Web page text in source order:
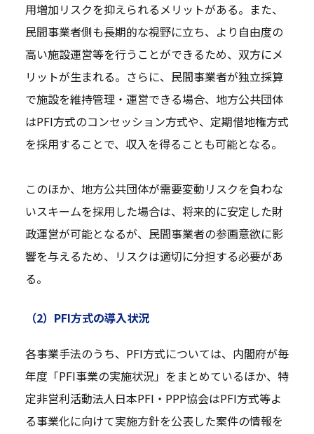
用増加リスクを抑えられるメリットがある。また、
民間事業者側も長期的な視野に立ち、より自由度の
高い施設運営等を行うことができるため、双方にメ
リットが生まれる。さらに、民間事業者が独立採算
で施設を維持管理・運営できる場合、地方公共団体
はPFI方式のコンセッション方式や、定期借地権方式
を採用することで、収入を得ることも可能となる。
このほか、地方公共団体が需要変動リスクを負わな
いスキームを採用した場合は、将来的に安定した財
政運営が可能となるが、民間事業者の参画意欲に影
響を与えるため、リスクは適切に分担する必要があ
る。
（2）PFI方式の導入状況
各事業手法のうち、PFI方式については、内閣府が毎
年度「PFI事業の実施状況」をまとめているほか、特
定非営利活動法人日本PFI・PPP協会はPFI方式等よ
る事業化に向けて実施方針を公表した案件の情報を